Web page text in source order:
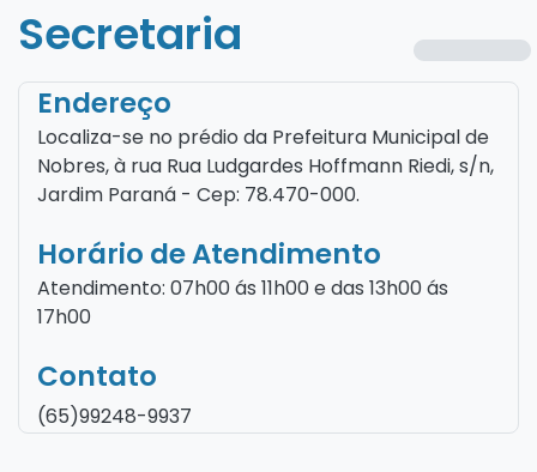
Secretaria
Endereço
Localiza-se no prédio da Prefeitura Municipal de
Nobres, à rua Rua Ludgardes Hoffmann Riedi, s/n,
Jardim Paraná - Cep: 78.470-000.
Horário de Atendimento
Atendimento: 07h00 ás 11h00 e das 13h00 ás
17h00
Contato
(65)99248-9937